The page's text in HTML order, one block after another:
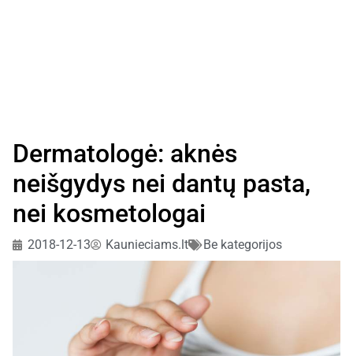
Dermatologė: aknės
neišgydys nei dantų pasta,
nei kosmetologai
2018-12-13 Kaunieciams.lt Be kategorijos